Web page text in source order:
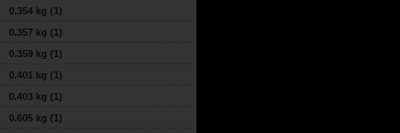
0.354 kg (1)
0.357 kg (1)
0.359 kg (1)
0.401 kg (1)
0.403 kg (1)
0.605 kg (1)